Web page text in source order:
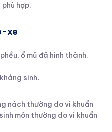
hợp.
xe
ổ mủ đã hình thành.
sinh.
nách thường do vi khuẩn
môn thường do vi khuẩn